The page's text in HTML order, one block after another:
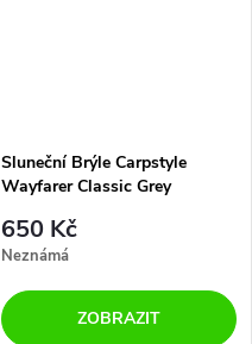
Sluneční Brýle Carpstyle
Wayfarer Classic Grey
650 Kč
Neznámá
ZOBRAZIT